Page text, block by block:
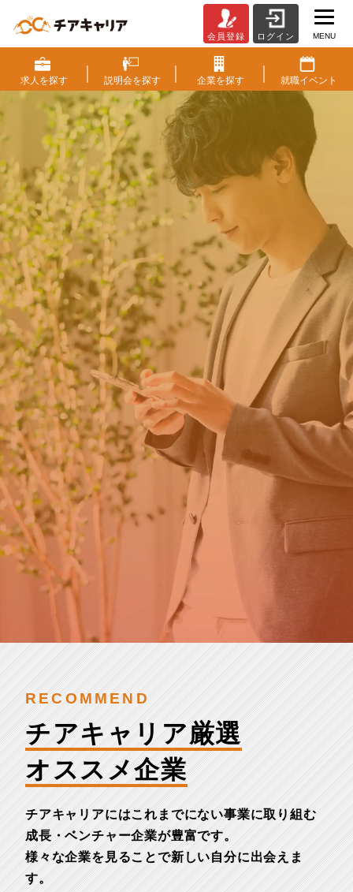
ア
キ
ャ
リ
ア
（CheerCareer）
|
ベ
ン
チ
ャ
ー・
成
長
企
業
と
ス
カ
ウ
ト
就
活
会員登録 ログイン MENU
求人を探す 説明会を探す 企業を探す 就職イベント
働くにワクワクを。
人生にもっと潤いを。
成長企業・ベンチャー企業から
スカウトが届く求人情報サイト
すぐに出来る会員登録
新卒の方はこちら
第二新卒・転職の方はこちら
チアキャリアとは
SCROLL
RECOMMEND
チアキャリア厳選
オススメ企業
チアキャリアにはこれまでにない事業に取り組む
成長・ベンチャー企業が豊富です。
様々な企業を見ることで新しい自分に出会えま
す。